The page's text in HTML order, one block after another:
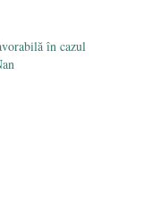
înființare
în cazul